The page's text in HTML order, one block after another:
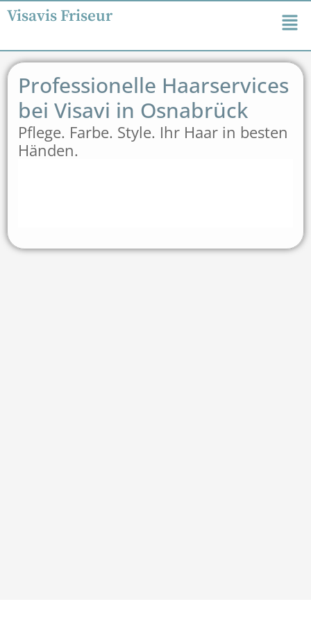
Visavis Friseur
Professionelle Haarservices
bei Visavi in Osnabrück
Pflege. Farbe. Style. Ihr Haar in besten
Händen.